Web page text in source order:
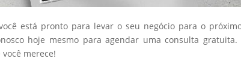
está pronto para levar o seu negócio para o
hoje mesmo para agendar uma consulta
merece!